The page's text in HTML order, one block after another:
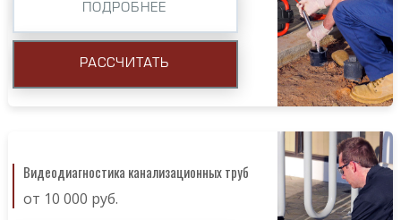
ПОДРОБНЕЕ
РАССЧИТАТЬ
Видеодиагностика канализационных труб
от 10 000 руб.